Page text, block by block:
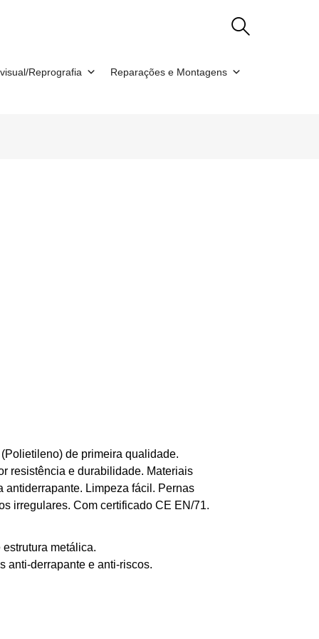
Reprografia Reparações e Montagens
de primeira qualidade.
resistência e durabilidade. Materiais
antiderrapante. Limpeza fácil. Pernas
irregulares. Com certificado CE EN/71.
metálica.
anti-derrapante e anti-riscos.